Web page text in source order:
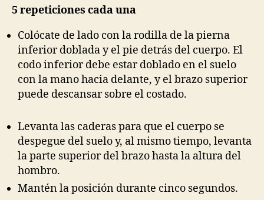
5 repeticiones cada una
Colócate de lado con la rodilla de la pierna
inferior doblada y el pie detrás del cuerpo. El
codo inferior debe estar doblado en el suelo
con la mano hacia delante, y el brazo superior
puede descansar sobre el costado.
Levanta las caderas para que el cuerpo se
despegue del suelo y, al mismo tiempo, levanta
la parte superior del brazo hasta la altura del
hombro.
Mantén la posición durante cinco segundos.